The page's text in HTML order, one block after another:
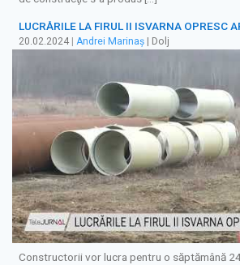
LUCRĂRILE LA FIRUL II ISVARNA OPRESC
20.02.2024 Andrei Marinaș | Dolj
Constructorii vor lucra pentru o săptămână